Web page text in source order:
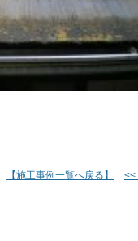
【施工事例一覧へ戻る】 <<